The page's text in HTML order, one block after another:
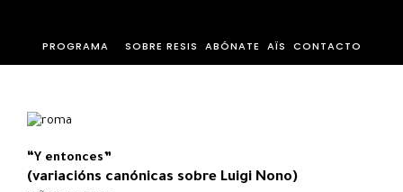
PROGRAMA SOBRE RESIS ABÓNATE AÏS CONTACTO
“Y entonces”
(variacións canónicas sobre Luigi Nono)